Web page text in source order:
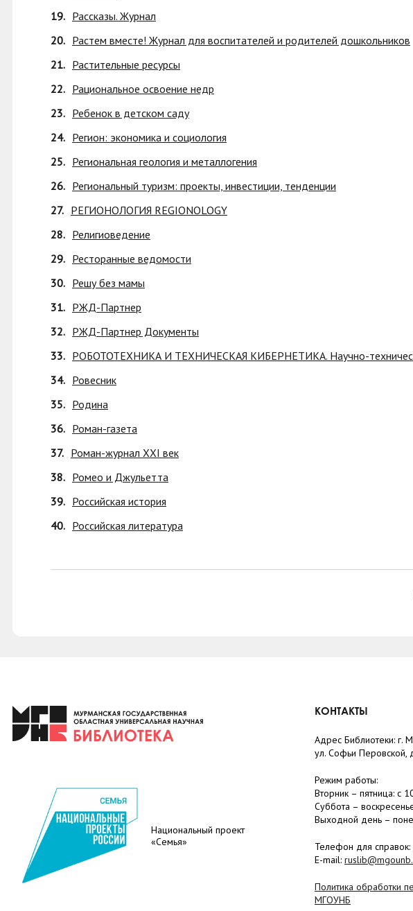
19. Рассказы. Журнал
20. Растем вместе! Журнал для воспитателей и родителей дошкольников
21. Растительные ресурсы
22. Рациональное освоение недр
23. Ребенок в детском саду
24. Регион: экономика и социология
25. Региональная геология и металлогения
26. Региональный туризм: проекты, инвестиции, тенденции
27. РЕГИОНОЛОГИЯ REGIONOLOGY
28. Религиоведение
29. Ресторанные ведомости
30. Решу без мамы
31. РЖД-Партнер
32. РЖД-Партнер Документы
33. РОБОТОТЕХНИКА И ТЕХНИЧЕСКАЯ КИБЕРНЕТИКА. Научно-
34. Ровесник
35. Родина
36. Роман-газета
37. Роман-журнал XXI век
38. Ромео и Джульетта
39. Российская история
40. Российская литература
Национальный проект
«Семья»
КОНТАКТЫ
Адрес Библиотеки: г.
ул. Софьи Перовской,
Режим работы:
Вторник – пятница: с
Суббота – в
Выходной день –
Телефон для справок:
E-mail:
Политика обработки
МГОУНБ